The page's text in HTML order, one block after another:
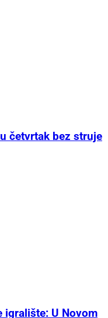
četvrtak bez struje
igralište: U Novom